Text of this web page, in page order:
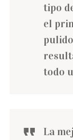
tipo
el
todo
La